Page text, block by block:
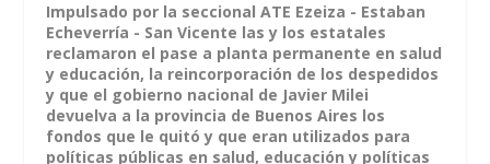
Impulsado por la seccional ATE Ezeiza - Estaban
Echeverría - San Vicente las y los estatales
reclamaron el pase a planta permanente en salud
y educación, la reincorporación de los despedidos
y que el gobierno nacional de Javier Milei
devuelva a la provincia de Buenos Aires los
fondos que le quitó y que eran utilizados para
políticas públicas en salud, educación y políticas